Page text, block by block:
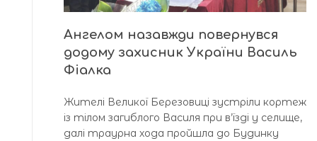
Ангелом назавжди повернувся
додому захисник України Василь
Фіалка
Жителі Великої Березовиці зустріли кортеж
із тілом загиблого Василя при в’їзді у селище,
далі траурна хода пройшла до Будинку